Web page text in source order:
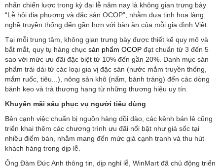
nhấn chiến lược trong kỳ đại lễ năm nay là không gian trưng bày
“Lễ hội địa phương và đặc sản OCOP”, nhằm đưa tinh hoa làng
nghề truyền thống đến gần hơn với bàn ăn của mỗi gia đình Việt.
Tại mỗi trung tâm, không gian trưng bày được thiết kế quy mô và
bắt mắt, quy tụ hàng chục sản phẩm OCOP đạt chuẩn từ 3 đến 5
sao với mức ưu đãi đặc biệt từ 10% đến gần 20%. Danh mục sản
phẩm trải dài từ các loại gia vị đặc sản (nước mắm truyền thống,
mắm ruốc, tiêu...), nông sản khô (nấm, bánh tráng) đến các dòng
bánh kẹo và trà thượng hạng từ những thương hiệu uy tín.
Khuyến mãi sâu phục vụ người tiêu dùng
Bên cạnh việc chuẩn bị nguồn hàng dồi dào, các kênh bán lẻ cũng
triển khai thêm các chương trình ưu đãi nổi bật như giá sốc tại
nhiều điểm bán, nhằm mang đến mức giá cạnh tranh và thu hút
khách hàng trong dịp lễ.
Ông Đàm Đức Anh thông tin, dịp nghỉ lễ, WinMart đã chủ động triển